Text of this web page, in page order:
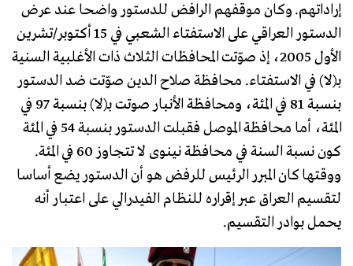
إراداتهم. وكان موقفهم الرافض للدستور واضحا عند عرض
الدستور العراقي على الاستفتاء الشعبي في 15 أكتوبر/تشرين
الأول 2005، إذ صوّتت المحافظات الثلاث ذات الأغلبية السنية
بـ(لا) في الاستفتاء. محافظة صلاح الدين صوّتت ضد الدستور
بنسبة 81 في المئة، ومحافظة الأنبار صوتت بـ(لا) بنسبة 97 في
المئة، أما محافظة الموصل فقبلت الدستور بنسبة 54 في المئة
كون نسبة السنة في محافظة نينوى لا تتجاوز 60 في المئة.
ووقتها كان المبرر الرئيس للرفض هو أن الدستور يضع أساسا
لتقسيم العراق عبر إقراره للنظام الفيدرالي على اعتبار أنه
يحمل بوادر التقسيم.